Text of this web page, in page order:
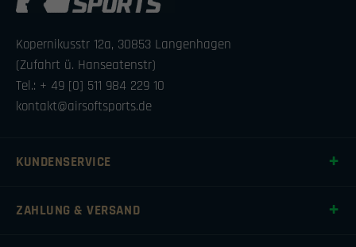
Kopernikusstr 12a, 30853 Langenhagen
(Zufahrt ü. Hanseatenstr)
Tel.: + 49 [0] 511 984 229 10
kontakt@airsoftsports.de
KUNDENSERVICE
ZAHLUNG & VERSAND